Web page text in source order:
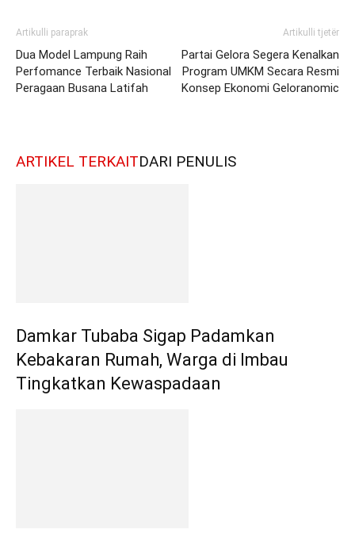
Artikulli paraprak
Dua Model Lampung Raih
Perfomance Terbaik Nasional
Peragaan Busana Latifah
Artikulli tjetër
Partai Gelora Segera Kenalkan
Program UMKM Secara Resmi
Konsep Ekonomi Geloranomic
ARTIKEL TERKAITDARI PENULIS
Damkar Tubaba Sigap Padamkan
Kebakaran Rumah, Warga di Imbau
Tingkatkan Kewaspadaan